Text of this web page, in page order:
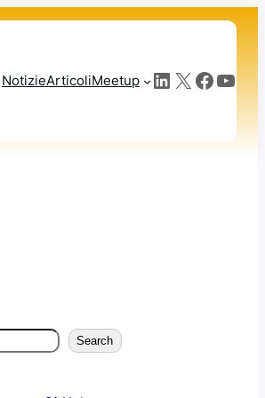
NotizieArticoliMeetup LinkedIn X Facebook YouTube
Search